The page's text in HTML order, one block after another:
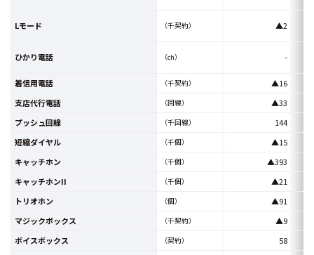
Lモード （千契約） ▲2
ひかり電話 （ch） -
着信用電話 （千契約）
▲16
支店代行電話
（回線）
▲33
プッシュ回線
（千回線）
144
短縮ダイヤル
（千個）
▲15
キャッチホン
（千個）
▲393
キャッチホンII
（千個）
▲21
トリオホン
（個）
▲91
マジックボックス
（千契約）
▲9
ボイスボックス
（契約） 58